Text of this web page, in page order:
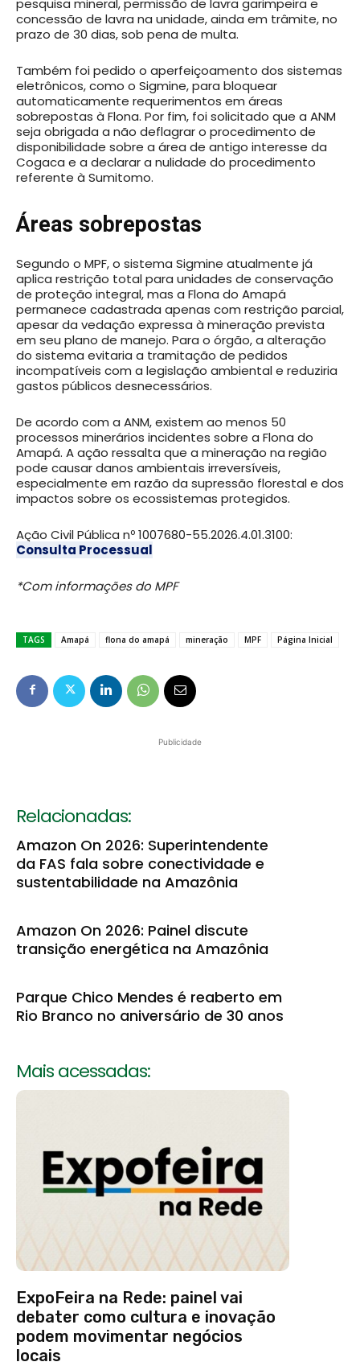
pesquisa mineral, permissão de lavra garimpeira e
concessão de lavra na unidade, ainda em trâmite, no
prazo de 30 dias, sob pena de multa.
Também foi pedido o aperfeiçoamento dos sistemas
eletrônicos, como o Sigmine, para bloquear
automaticamente requerimentos em áreas
sobrepostas à Flona. Por fim, foi solicitado que a ANM
seja obrigada a não deflagrar o procedimento de
disponibilidade sobre a área de antigo interesse da
Cogaca e a declarar a nulidade do procedimento
referente à Sumitomo.
Áreas sobrepostas
Segundo o MPF, o sistema Sigmine atualmente já
aplica restrição total para unidades de conservação
de proteção integral, mas a Flona do Amapá
permanece cadastrada apenas com restrição parcial,
apesar da vedação expressa à mineração prevista
em seu plano de manejo. Para o órgão, a alteração
do sistema evitaria a tramitação de pedidos
incompatíveis com a legislação ambiental e reduziria
gastos públicos desnecessários.
De acordo com a ANM, existem ao menos 50
processos minerários incidentes sobre a Flona do
Amapá. A ação ressalta que a mineração na região
pode causar danos ambientais irreversíveis,
especialmente em razão da supressão florestal e dos
impactos sobre os ecossistemas protegidos.
Ação Civil Pública nº 1007680-55.2026.4.01.3100:
Consulta Processual
*Com informações do MPF
TAGS Amapá flona do amapá mineração MPF Página Inicial
Publicidade
Relacionadas:
Amazon On 2026: Superintendente
da FAS fala sobre conectividade e
sustentabilidade na Amazônia
Amazon On 2026: Painel discute
transição energética na Amazônia
Parque Chico Mendes é reaberto em
Rio Branco no aniversário de 30 anos
Mais acessadas:
ExpoFeira na Rede: painel vai
debater como cultura e inovação
podem movimentar negócios
locais